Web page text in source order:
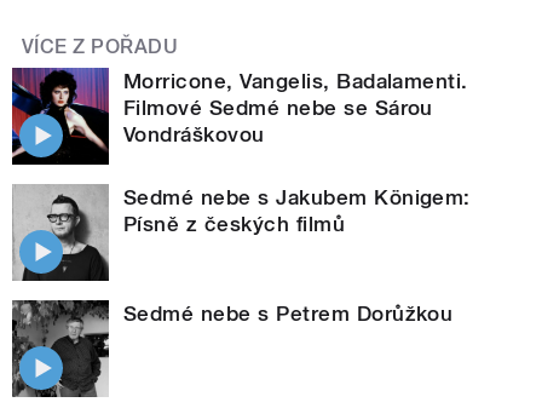
VÍCE Z POŘADU
Morricone, Vangelis, Badalamenti.
Filmové Sedmé nebe se Sárou
Vondráškovou
Sedmé nebe s Jakubem Königem:
Písně z českých filmů
Sedmé nebe s Petrem Dorůžkou